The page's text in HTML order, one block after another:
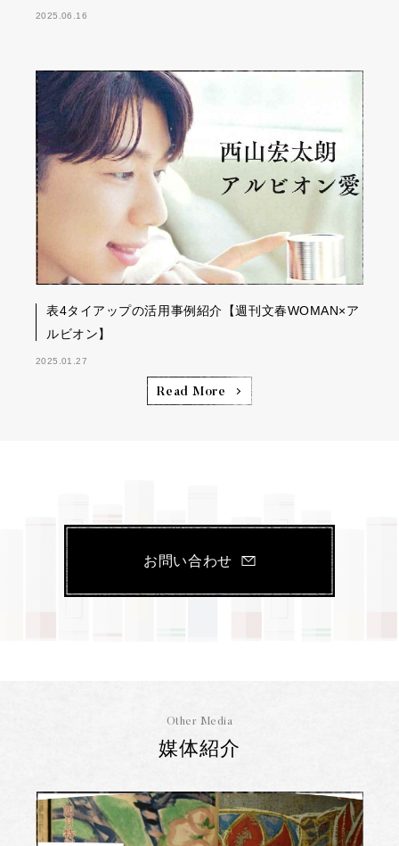
2025.06.16
表4タイアップの活用事例紹介【週刊文春WOMAN×ア
ルビオン】
2025.01.27
Read More
お問い合わせ
Other Media
媒体紹介